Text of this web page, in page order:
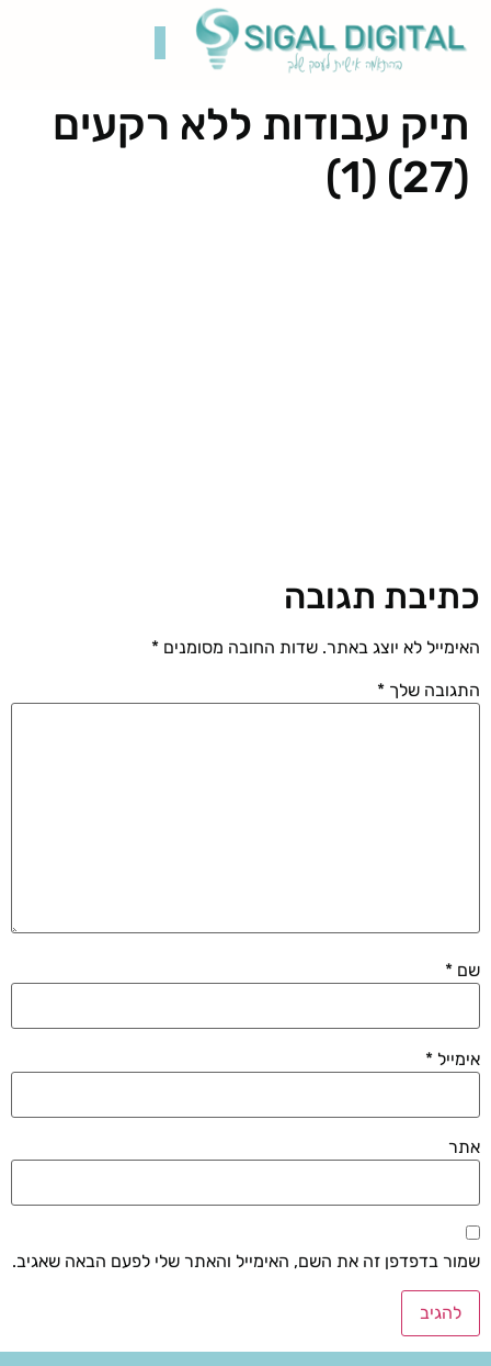
תיק עבודות ללא רקעים
(27) (1)
כתיבת תגובה
האימייל לא יוצג באתר. שדות החובה מסומנים *
התגובה שלך *
שם *
אימייל *
אתר
שמור בדפדפן זה את השם, האימייל והאתר שלי לפעם הבאה שאגיב.